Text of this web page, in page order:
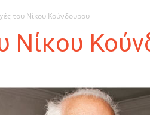
του Νίκου Κούνδουρου
Νίκου